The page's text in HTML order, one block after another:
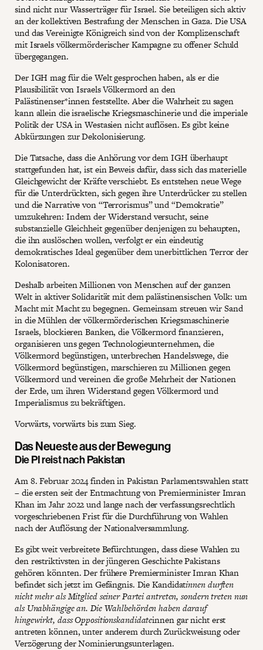
sind nicht nur Wasserträger für Israel. Sie beteiligen sich aktiv
an der kollektiven Bestrafung der Menschen in Gaza. Die USA
und das Vereinigte Königreich sind von der Komplizenschaft
mit Israels völkermörderischer Kampagne zu offener Schuld
übergegangen.
Der IGH mag für die Welt gesprochen haben, als er die
Plausibilität von Israels Völkermord an den
Palästinenser*innen feststellte. Aber die Wahrheit zu sagen
kann allein die israelische Kriegsmaschinerie und die imperiale
Politik der USA in Westasien nicht auflösen. Es gibt keine
Abkürzungen zur Dekolonisierung.
Die Tatsache, dass die Anhörung vor dem IGH überhaupt
stattgefunden hat, ist ein Beweis dafür, dass sich das materielle
Gleichgewicht der Kräfte verschiebt. Es entstehen neue Wege
für die Unterdrückten, sich gegen ihre Unterdrücker zu stellen
und die Narrative von “Terrorismus” und “Demokratie”
umzukehren: Indem der Widerstand versucht, seine
substanzielle Gleichheit gegenüber denjenigen zu behaupten,
die ihn auslöschen wollen, verfolgt er ein eindeutig
demokratisches Ideal gegenüber dem unerbittlichen Terror der
Kolonisatoren.
Deshalb arbeiten Millionen von Menschen auf der ganzen
Welt in aktiver Solidarität mit dem palästinensischen Volk: um
Macht mit Macht zu begegnen. Gemeinsam streuen wir Sand
in die Mühlen der völkermörderischen Kriegsmaschinerie
Israels, blockieren Banken, die Völkermord finanzieren,
organisieren uns gegen Technologieunternehmen, die
Völkermord begünstigen, unterbrechen Handelswege, die
Völkermord begünstigen, marschieren zu Millionen gegen
Völkermord und vereinen die große Mehrheit der Nationen
der Erde, um ihren Widerstand gegen Völkermord und
Imperialismus zu bekräftigen.
Vorwärts, vorwärts bis zum Sieg.
Das Neueste aus der Bewegung
Die PI reist nach Pakistan
Am 8. Februar 2024 finden in Pakistan Parlamentswahlen statt
– die ersten seit der Entmachtung von Premierminister Imran
Khan im Jahr 2022 und lange nach der verfassungsrechtlich
vorgeschriebenen Frist für die Durchführung von Wahlen
nach der Auflösung der Nationalversammlung.
Es gibt weit verbreitete Befürchtungen, dass diese Wahlen zu
den restriktivsten in der jüngeren Geschichte Pakistans
gehören könnten. Der frühere Premierminister Imran Khan
befindet sich jetzt im Gefängnis. Die Kandidatinnen durften
nicht mehr als Mitglied seiner Partei antreten, sondern treten nun
als Unabhängige an. Die Wahlbehörden haben darauf
hingewirkt, dass Oppositionskandidateinnen gar nicht erst
antreten können, unter anderem durch Zurückweisung oder
Verzögerung der Nominierungsunterlagen.